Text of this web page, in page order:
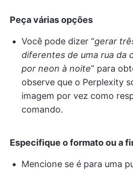
Peça várias opções
Você pode dizer “gerar
diferentes de uma rua da
por neon à noite” para
observe que o Perplexity
imagem por vez como
comando.
Especifique o formato ou a
Mencione se é para uma